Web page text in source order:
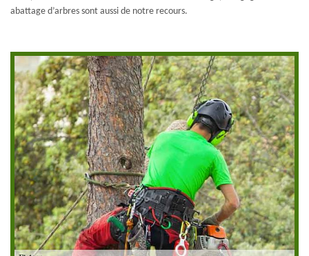
abattage d’arbres sont aussi de notre recours.